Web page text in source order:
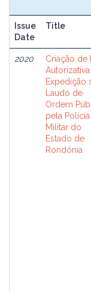
Issue
Date
Title
2020
Criação de
Expedição
Laudo de
Ordem
pela Polícia
Militar do
Estado de
Rondônia